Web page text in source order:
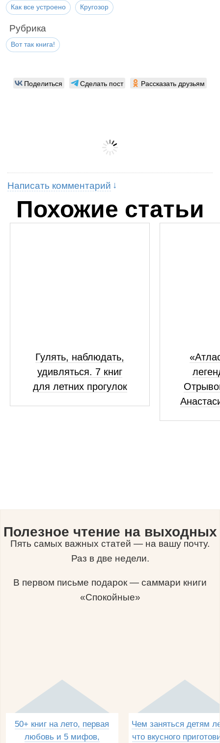
Как все устроено Кругозор
Рубрика
Вот так книга!
Поделиться Сделать пост Рассказать друзьям
Написать комментарий
Похожие статьи
Гулять, наблюдать,
удивляться. 7 книг
для летних прогулок
Полезное чтение на выходных
Пять самых важных статей — на вашу почту.
Раз в две недели.
В первом письме подарок — саммари книги
«Спокойные»
50+ книг на лето, первая
любовь и 5 мифов,
Чем заняться детям
что вкусного